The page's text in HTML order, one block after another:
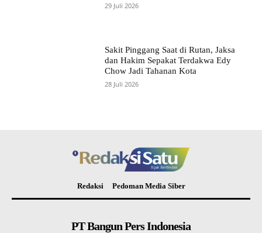
29 Juli 2026
Sakit Pinggang Saat di Rutan, Jaksa
dan Hakim Sepakat Terdakwa Edy
Chow Jadi Tahanan Kota
28 Juli 2026
Redaksi Pedoman Media Siber
PT Bangun Pers Indonesia